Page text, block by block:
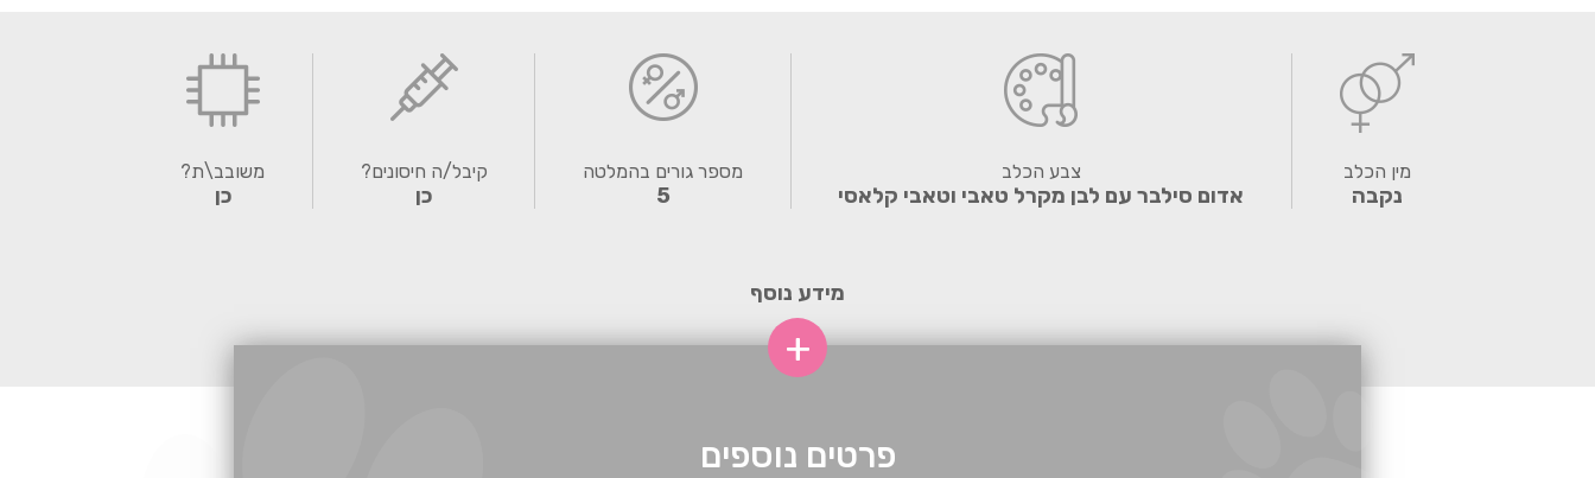
מין הכלב
נקבה
צבע הכלב
אדום סילבר עם לבן מקרל טאבי וטאבי קלאסי
מספר גורים בהמלטה
5
קיבל/ה חיסונים?
כן
משובב\ת?
כן
מידע נוסף
+
פרטים נוספים